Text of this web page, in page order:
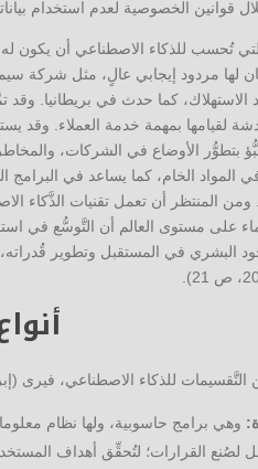
قوانين الخصوصية لعدم استخدام
تُحسب للذكاء الاصطناعي أن يكون
لها مردود إيجابي عالٍ، مثل شركة
الاستهلاك، كما حدث في بريطانيا.
لقيامها بمهمة خدمة العملاء. وقد
بتطوُّر الأوضاع في الشركات،
المواد الخام، كما يساعد في
المنتظر أن تعمل تقنيات الذَّكاء
على مستوى العالم أن التَّوسُّع في
البشري في المستقبل وتطوير
للذكاء الاصطناعي، فيرى (إبراهيم محمد حسن عجام، 2018)
وهي برامج حاسوبية، ولها نظام
لصُنع القرارات؛ لتُحقِّق أهداف المستخدم